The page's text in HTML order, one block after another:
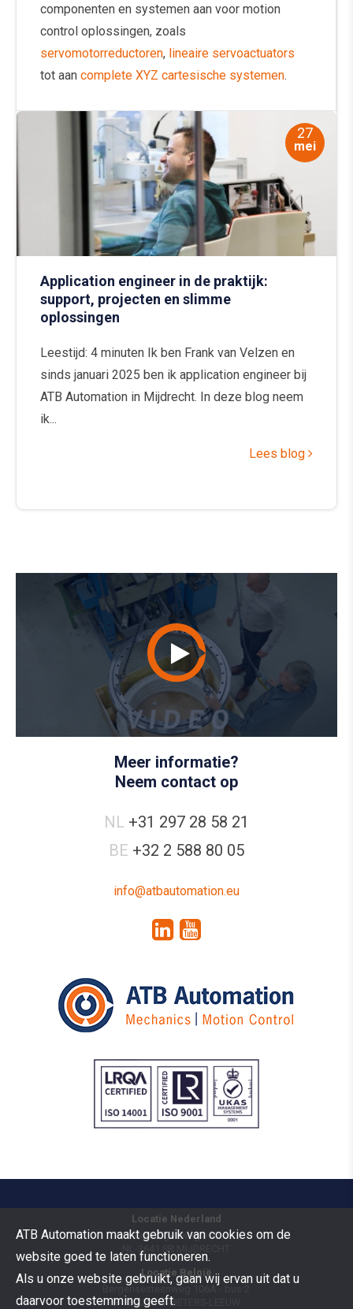
componenten en systemen aan voor motion
control oplossingen, zoals
servomotorreductoren, lineaire servoactuators
tot aan complete XYZ cartesische systemen.
27
mei
Application engineer in de praktijk:
support, projecten en slimme
oplossingen
Leestijd: 4 minuten Ik ben Frank van Velzen en
sinds januari 2025 ben ik application engineer bij
ATB Automation in Mijdrecht. In deze blog neem
ik...
Lees blog
Meer informatie?
Neem contact op
NL +31 297 28 58 21
BE +32 2 588 80 05
info@atbautomation.eu
Locatie Nederland
Vermogenweg 109
NL-3641 SR
Locatie België
Bergensesteenweg 106A - bus 2
B-1600SINT-PIETERS-LEEUW
ATB Automation maakt gebruik van cookies om de
website goed te laten functioneren.
Als u onze website gebruikt, gaan wij ervan uit dat u
daarvoor toestemming geeft.